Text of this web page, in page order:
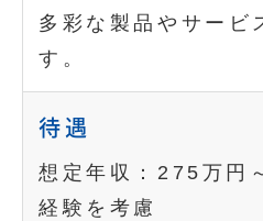
多彩な製品やサービ
す。
待遇
想定年収：275万
経験を考慮